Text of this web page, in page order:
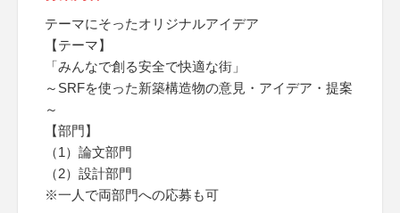
テーマにそったオリジナルアイデア
【テーマ】
「みんなで創る安全で快適な街」
～SRFを使った新築構造物の意見・アイデア・提案
～
【部門】
（1）論文部門
（2）設計部門
※一人で両部門への応募も可